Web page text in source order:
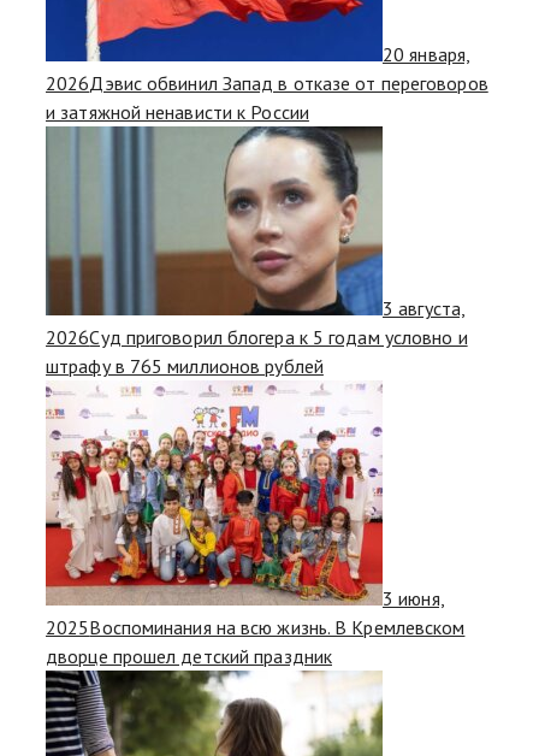
20 января,
2026Дэвис обвинил Запад в отказе от переговоров
и затяжной ненависти к России
3 августа,
2026Суд приговорил блогера к 5 годам условно и
штрафу в 765 миллионов рублей
3 июня,
2025Воспоминания на всю жизнь. В Кремлевском
дворце прошел детский праздник